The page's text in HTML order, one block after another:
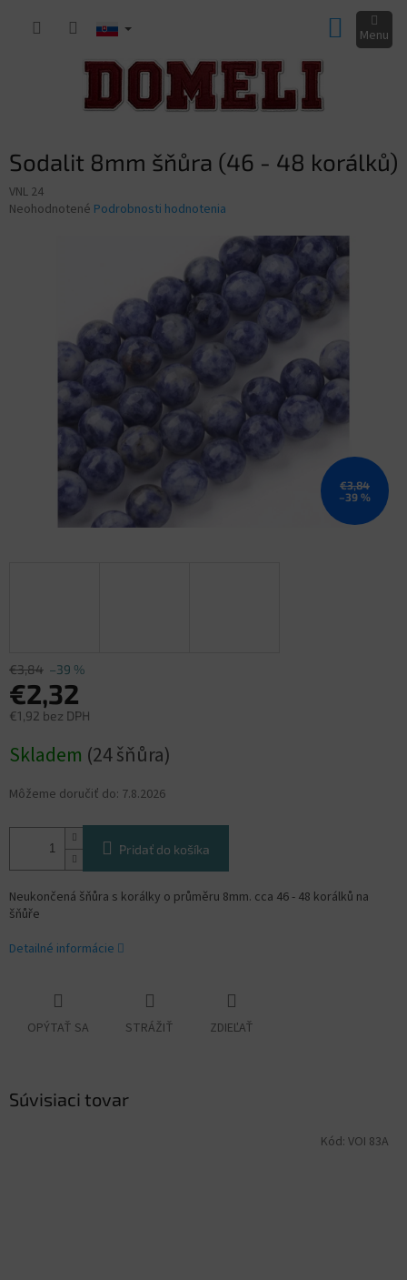
KOŠÍK
Sodalit 8mm šňůra (46 - 48 korálků)
VNL 24
Priemerné
Neohodnotené Podrobnosti hodnotenia
€3,84
–39 %
€3,84 –39 %
€2,32
€1,92 bez DPH
cena:
Skladem (24 šňůra)
Môžeme doručiť do: 7.8.2026
Pridať do košíka
Neukončená šňůra s korálky o průměru 8mm. cca 46 - 48 korálků na
šňůře
Detailné informácie
OPÝTAŤ SA STRÁŽIŤ ZDIEĽAŤ
Súvisiaci tovar
Kód: VOI 83A